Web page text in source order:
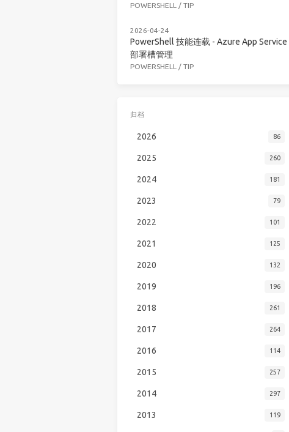
POWERSHELL / TIP
2026-04-24
PowerShell 技能连载 - Azure App Service
部署槽管理
POWERSHELL / TIP
归档
2026 86
2025 260
2024 181
2023 79
2022 101
2021 125
2020 132
2019 196
2018 261
2017 264
2016 114
2015 257
2014 297
2013 119